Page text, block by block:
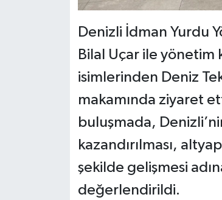
Denizli İdman Yurdu
Bilal Uçar ile yönetim
isimlerinden Deniz
makamında ziyaret
buluşmada,
kazandırılması,
şekilde gelişmesi
değerlendirildi.